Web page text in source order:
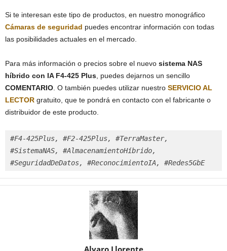
Si te interesan este tipo de productos, en nuestro monográfico
Cámaras de seguridad puedes encontrar información con todas
las posibilidades actuales en el mercado.
Para más información o precios sobre el nuevo sistema NAS
híbrido con IA F4-425 Plus , puedes dejarnos un sencillo
COMENTARIO . O también puedes utilizar nuestro SERVICIO AL
LECTOR gratuito, que te pondrá en contacto con el fabricante o
distribuidor de este producto.
#F4-425Plus, #F2-425Plus, #TerraMaster,
#SistemaNAS, #AlmacenamientoHíbrido,
#SeguridadDeDatos, #ReconocimientoIA, #Redes5GbE
Alvaro Llorente